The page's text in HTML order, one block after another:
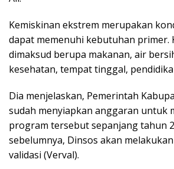
Kemiskinan ekstrem merupakan
dapat memenuhi kebutuhan primer.
dimaksud berupa makanan, air
kesehatan, tempat tinggal,
Dia menjelaskan, Pemerintah
sudah menyiapkan anggaran untuk
program tersebut sepanjang tahun
sebelumnya, Dinsos akan
validasi (Verval).